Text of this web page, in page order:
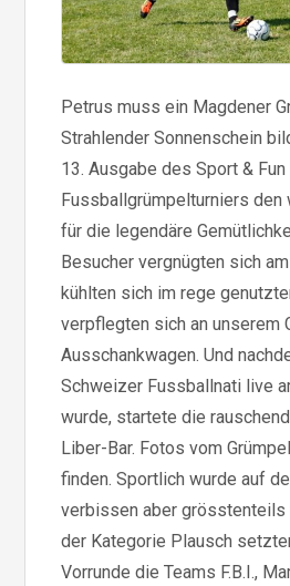
Petrus muss ein Magdener
Strahlender Sonnenschein
13. Ausgabe des Sport &
Fussballgrümpelturniers den
für die legendäre
Besucher vergnügten sich
kühlten sich im rege
verpflegten sich an unserem
Ausschankwagen. Und
Schweizer Fussballnati live
wurde, startete die
Liber-Bar. Fotos vom
finden. Sportlich wurde auf
verbissen aber grösstenteils
der Kategorie Plausch
Vorrunde die Teams F.B.I.,